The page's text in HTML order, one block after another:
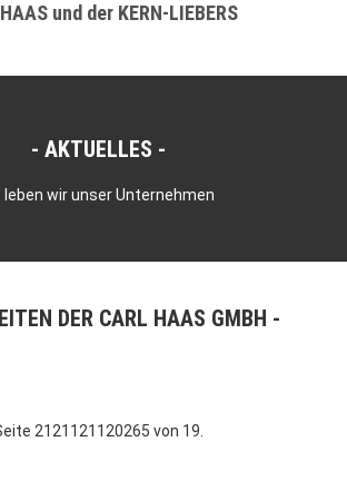
und der KERN-LIEBERS
AKTUELLES
leben wir unser Unternehmen
DER CARL HAAS GMBH
2121121120265 von 19.